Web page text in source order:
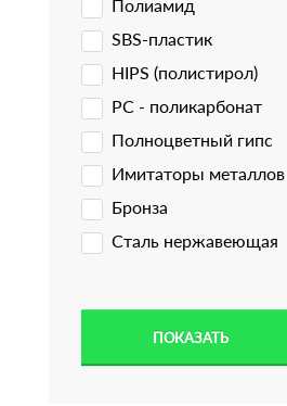
Полиамид
SBS-пластик
HIPS (полистирол)
PC - поликарбонат
Полноцветный гипс
Имитаторы металлов
Бронза
Сталь нержавеющая